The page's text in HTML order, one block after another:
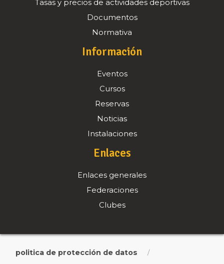
Tasas y precios de actividades deportivas
Documentos
Normativa
Información
Eventos
Cursos
Reservas
Noticias
Instalaciones
Enlaces
Enlaces generales
Federaciones
Clubes
politica de protección de datos /